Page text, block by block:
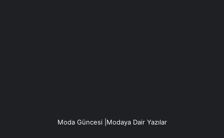
Moda Güncesi |Modaya Dair Yazılar